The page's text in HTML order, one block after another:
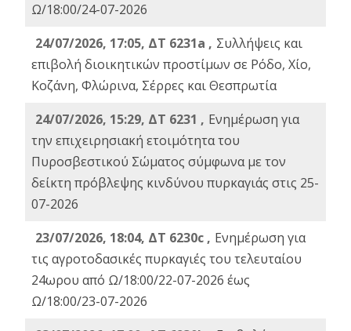
Ω/18:00/24-07-2026
24/07/2026, 17:05, ΔΤ 6231a , Συλλήψεις και
επιβολή διοικητικών προστίμων σε Ρόδο, Χίο,
Κοζάνη, Φλώρινα, Σέρρες και Θεσπρωτία
24/07/2026, 15:29, ΔΤ 6231 , Ενημέρωση για
την επιχειρησιακή ετοιμότητα του
Πυροσβεστικού Σώματος σύμφωνα με τον
δείκτη πρόβλεψης κινδύνου πυρκαγιάς στις 25-
07-2026
23/07/2026, 18:04, ΔΤ 6230c , Ενημέρωση για
τις αγροτοδασικές πυρκαγιές του τελευταίου
24ωρου από Ω/18:00/22-07-2026 έως
Ω/18:00/23-07-2026